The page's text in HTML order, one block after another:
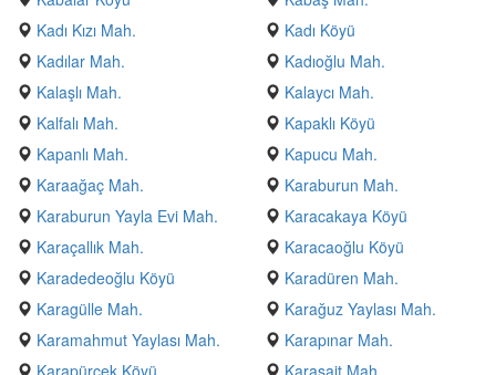
Kadı Kızı Mah.
Kadı Köyü
Kadılar Mah.
Kadıoğlu Mah.
Kalaşlı Mah.
Kalaycı Mah.
Kalfalı Mah.
Kapaklı Köyü
Kapanlı Mah.
Kapucu Mah.
Karaağaç Mah.
Karaburun Mah.
Karaburun Yayla Evi Mah.
Karacakaya Köyü
Karaçallık Mah.
Karacaoğlu Köyü
Karadedeoğlu Köyü
Karadüren Mah.
Karagülle Mah.
Karağuz Yaylası Mah.
Karamahmut Yaylası Mah.
Karapınar Mah.
Karapürçek Köyü
Karasait Mah.